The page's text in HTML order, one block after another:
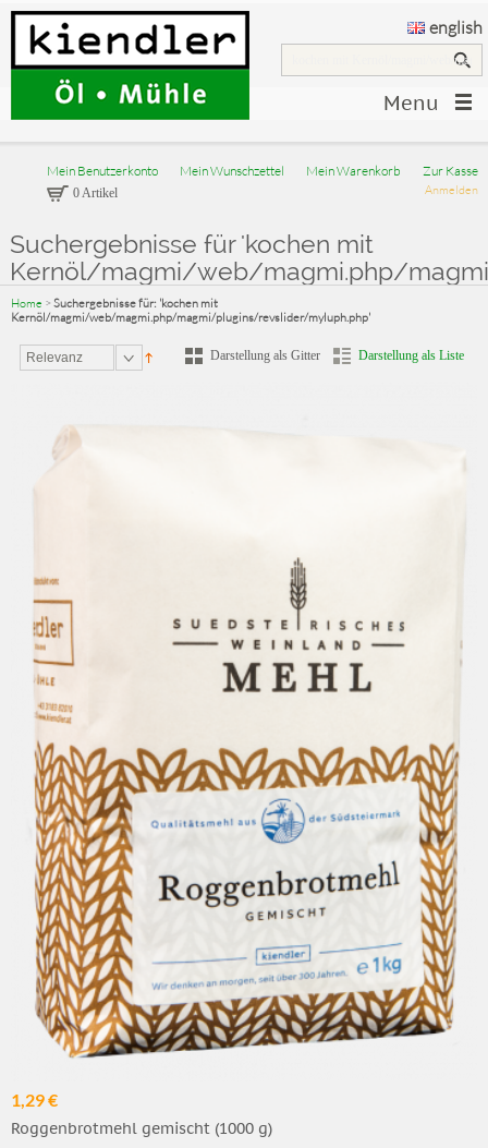
english
Menu
Mein Benutzerkonto Mein Wunschzettel Mein Warenkorb Zur Kasse
Anmelden
0 Artikel
Suchergebnisse für 'kochen mit
Kernöl/magmi/web/magmi.php/
Home > Suchergebnisse für: 'kochen mit
Kernöl/magmi/web/magmi.php/magmi/plugins/revslider/myluph.php'
Relevanz Darstellung als Gitter Darstellung als Liste
1,29 €
Roggenbrotmehl gemischt (1000 g)